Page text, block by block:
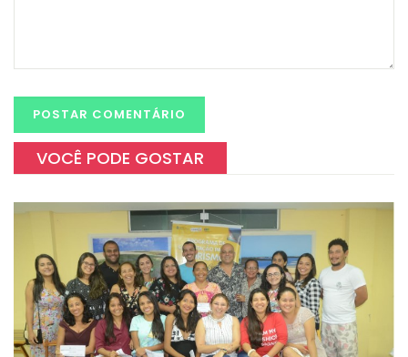
VOCÊ PODE GOSTAR